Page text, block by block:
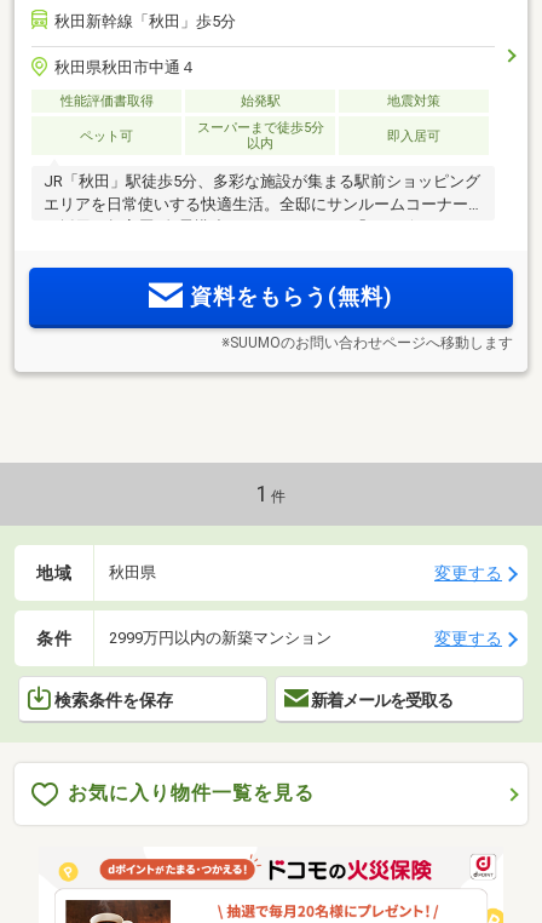
秋田新幹線「秋田」歩5分
秋田県秋田市中通４
性能評価書取得 始発駅 地震対策
ペット可
スーパーまで徒歩5分
以内
即入居可
JR「秋田」駅徒歩5分、多彩な施設が集まる駅前ショッピング
エリアを日常使いする快適生活。全邸にサンルームコーナー
資料をもらう(無料)
※SUUMOのお問い合わせページへ移動します
1 件
地域 秋田県 変更する
条件 2999万円以内の新築マンション 変更する
検索条件を保存 新着メールを受取る
お気に入り物件一覧を見る